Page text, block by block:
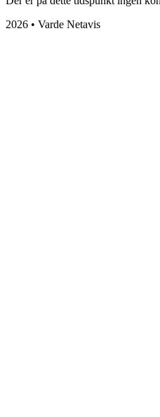
2026 • Varde Netavis